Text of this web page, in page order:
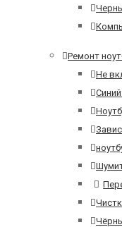
Ремонт
Не